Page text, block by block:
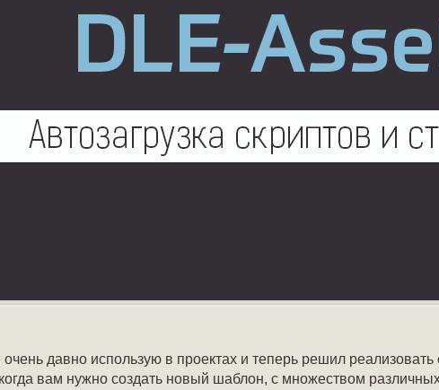
давно использую в проектах и теперь решил реализовать
вам нужно создать новый шаблон, с множеством